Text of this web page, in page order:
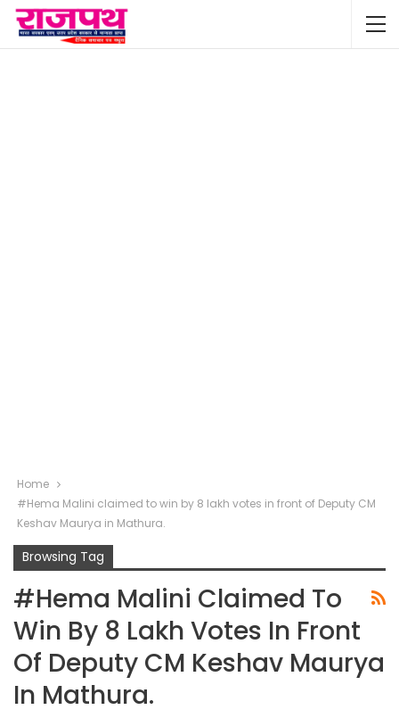
Home
#Hema Malini claimed to win by 8 lakh votes in front of Deputy CM
Keshav Maurya in Mathura.
Browsing Tag
#Hema Malini Claimed To
Win By 8 Lakh Votes In Front
Of Deputy CM Keshav Maurya
In Mathura.